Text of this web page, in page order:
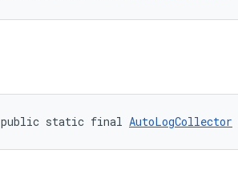
public static final AutoLogCollector